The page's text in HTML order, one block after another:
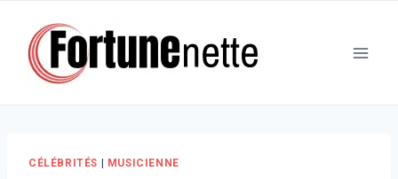
contenu
CÉLÉBRITÉS MUSICIENNE